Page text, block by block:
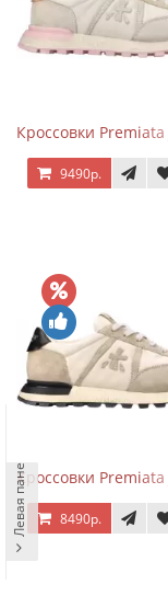
Кроссовки Premiata
9490р.
Кроссовки Premiata
8490р.
Левая панель